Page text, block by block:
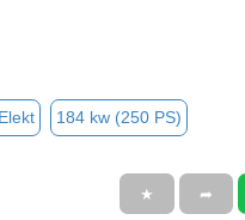
184 kw (250 PS)
★ ➦